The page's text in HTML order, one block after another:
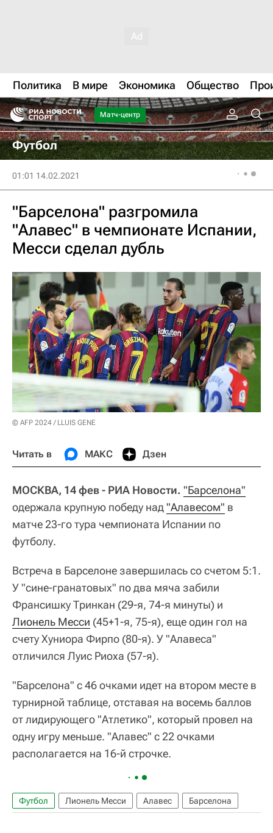
Политика В мире Экономика Общество
Матч-центр
Футбол
01:01 14.02.2021
"Барселона" разгромила
"Алавес" в чемпионате Испании,
Месси сделал дубль
© AFP 2024 / LLUIS GENE
Читать в МАКС Дзен
МОСКВА, 14 фев - РИА Новости. "Барселона"
одержала крупную победу над"Алавесом" в
матче 23-го тура чемпионата Испании по
футболу.
Встреча в Барселоне завершилась со счетом 5:1.
У "сине-гранатовых" по два мяча забили
Франсишку Тринкан (29-я, 74-я минуты) и
Лионель Месси (45+1-я, 75-я), еще один гол на
счету Хуниора Фирпо (80-я). У "Алавеса"
отличился Луис Риоха (57-я).
"Барселона" с 46 очками идет на втором месте в
турнирной таблице, отставая на восемь баллов
от лидирующего "Атлетико", который провел на
одну игру меньше. "Алавес" с 22 очками
располагается на 16-й строчке.
Футбол Лионель Месси Алавес Барселона